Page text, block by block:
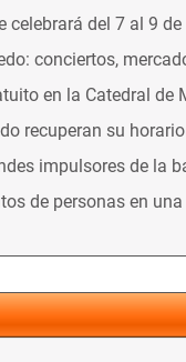
celebrará del 7 al 9
conciertos,
en la Catedral
recuperan su
impulsores de la
de personas en